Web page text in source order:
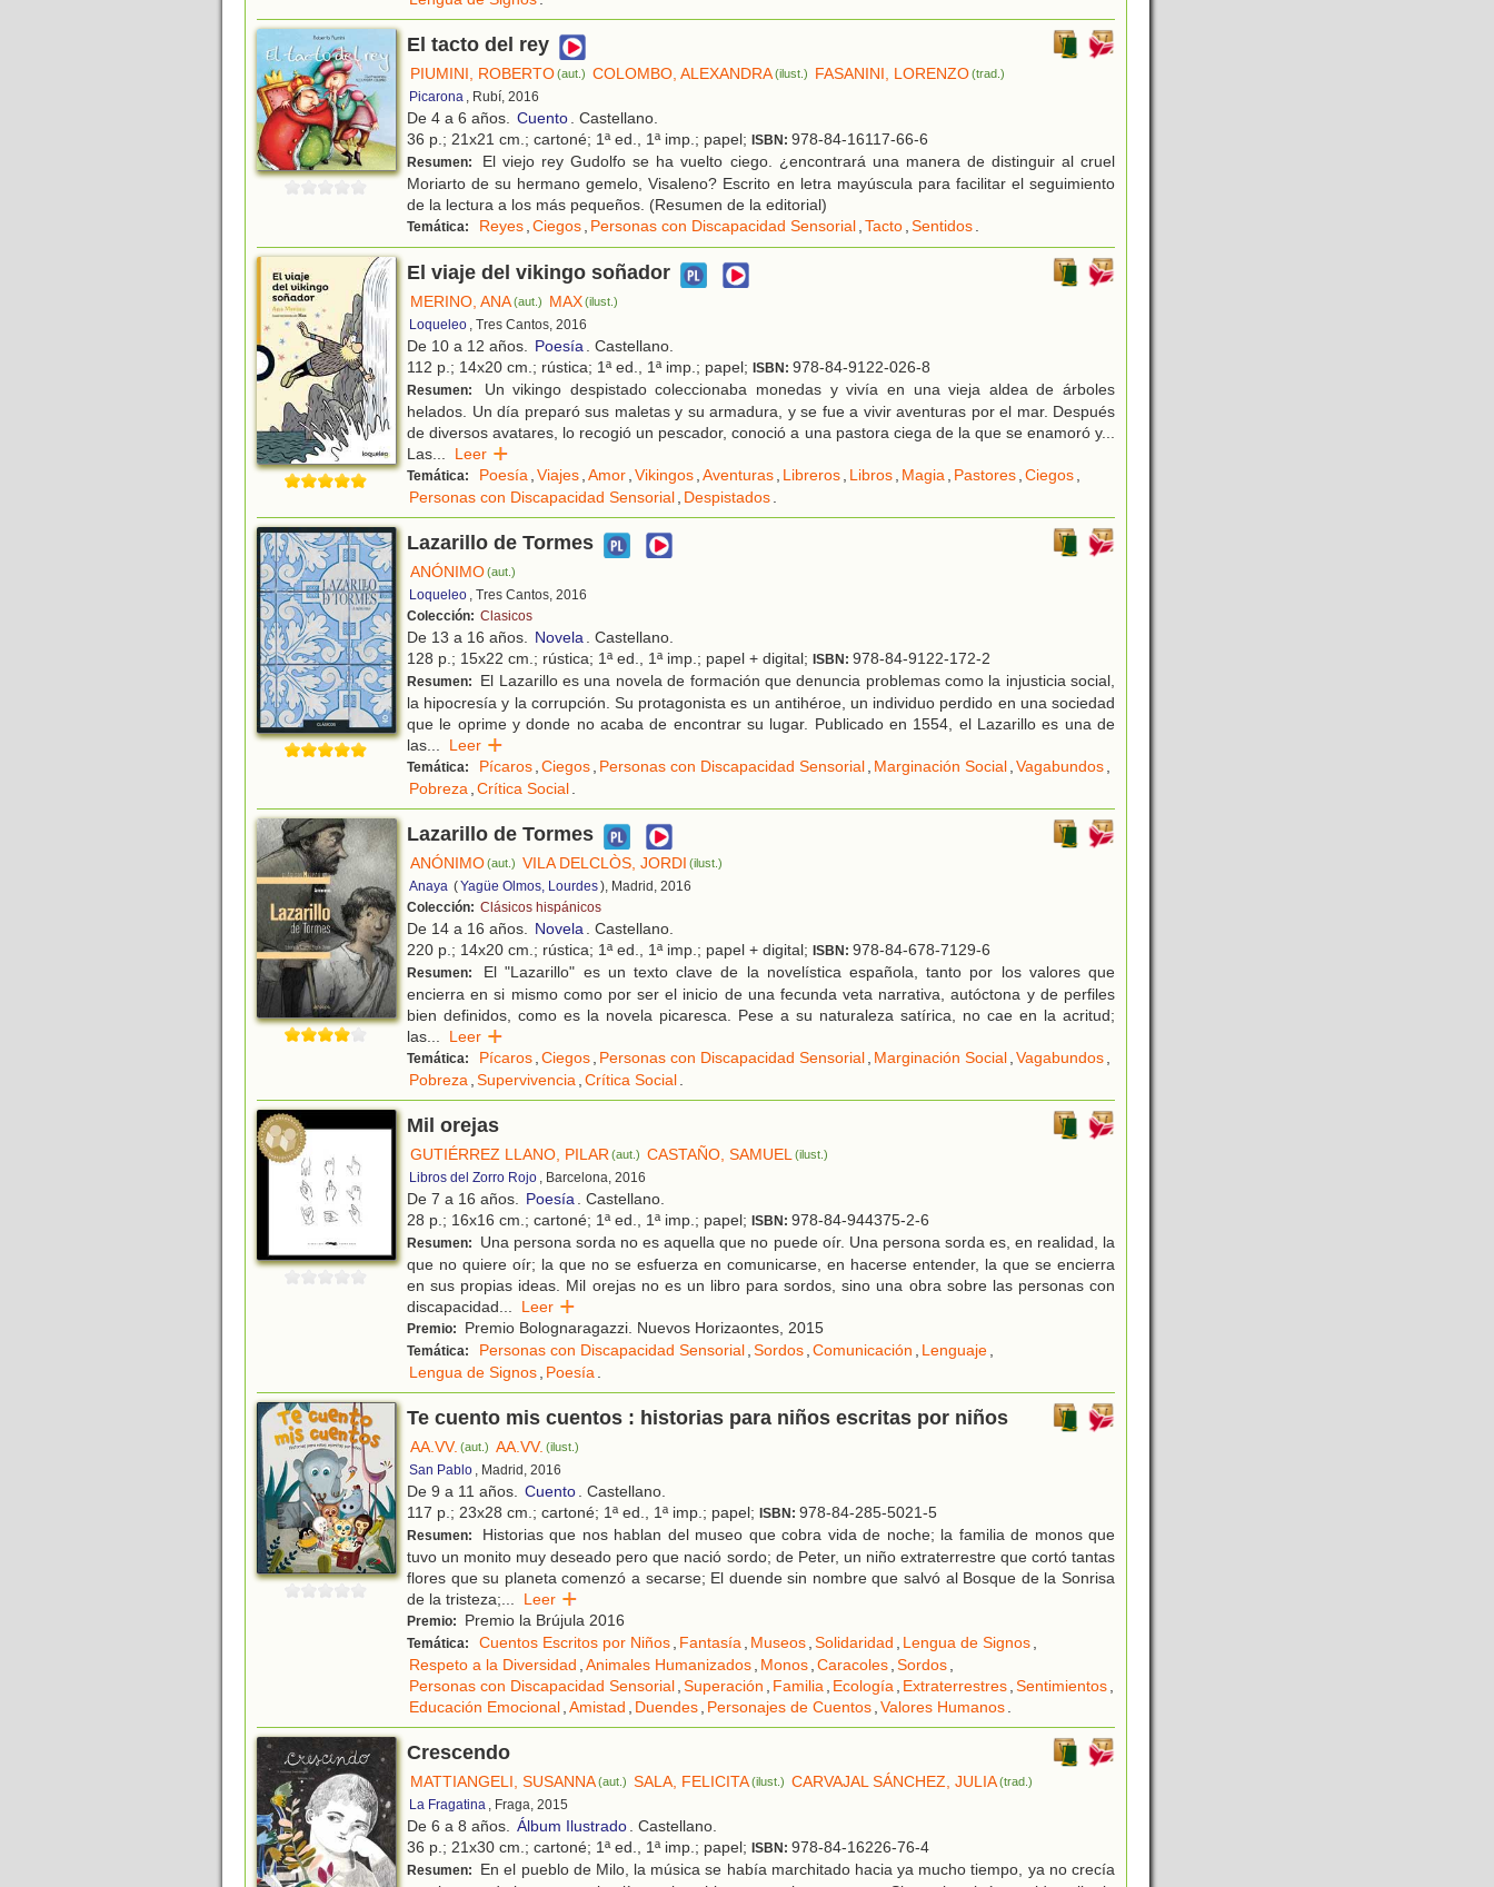
El tacto del rey
PIUMINI, ROBERTO(aut.) COLOMBO, ALEXANDRA(ilust.) FASANINI, LORENZO (trad.)
Picarona , Rubí, 2016
De 4 a 6 años. Cuento. Castellano.
36 p.; 21x21 cm.; cartoné; 1ª ed., 1ª imp.; papel; ISBN: 978-84-16117-66-6
Resumen:
El viejo rey Gudolfo se ha vuelto ciego. ¿encontrará una manera de distinguir al cruel
Moriarto de su hermano gemelo, Visaleno? Escrito en letra mayúscula para facilitar el seguimiento
de la lectura a los más pequeños. (Resumen de la editorial)
Temática: Reyes,Ciegos, Personas con Discapacidad Sensorial,Tacto,Sentidos.
El viaje del vikingo soñador
MERINO, ANA(aut.) MAX(ilust.)
Loqueleo , Tres Cantos, 2016
De 10 a 12 años. Poesía. Castellano.
112 p.; 14x20 cm.; rústica; 1ª ed., 1ª imp.; papel; ISBN: 978-84-9122-026-8
Resumen:
Un vikingo despistado coleccionaba monedas y vivía en una vieja aldea de árboles
helados. Un día preparó sus maletas y su armadura, y se fue a vivir aventuras por el mar. Después
de diversos avatares, lo recogió un pescador, conoció a una pastora ciega de la que se enamoró y...
Las... Leer
Temática: Poesía,Viajes,Amor,Vikingos,Aventuras, Libreros, Libros, Magia, Pastores,Ciegos,
Personas con Discapacidad Sensorial, Despistados.
Lazarillo de Tormes
ANÓNIMO(aut.)
Loqueleo , Tres Cantos, 2016
Colección: Clasicos
De 13 a 16 años. Novela. Castellano.
128 p.; 15x22 cm.; rústica; 1ª ed., 1ª imp.; papel + digital; ISBN: 978-84-9122-172-2
Resumen:
El Lazarillo es una novela de formación que denuncia problemas como la injusticia social,
la hipocresía y la corrupción. Su protagonista es un antihéroe, un individuo perdido en una sociedad
que le oprime y donde no acaba de encontrar su lugar. Publicado en 1554, el Lazarillo es una de
las... Leer
Temática: Pícaros,Ciegos, Personas con Discapacidad Sensorial, Marginación Social,Vagabundos,
Pobreza,Crítica Social.
Lazarillo de Tormes
ANÓNIMO(aut.) VILA DELCLÒS, JORDI (ilust.)
Anaya (Yagüe Olmos, Lourdes), Madrid, 2016
Colección: Clásicos hispánicos
De 14 a 16 años. Novela. Castellano.
220 p.; 14x20 cm.; rústica; 1ª ed., 1ª imp.; papel + digital; ISBN: 978-84-678-7129-6
Resumen:
El "Lazarillo" es un texto clave de la novelística española, tanto por los valores que
encierra en si mismo como por ser el inicio de una fecunda veta narrativa, autóctona y de perfiles
bien definidos, como es la novela picaresca. Pese a su naturaleza satírica, no cae en la acritud;
las... Leer
Temática: Pícaros,Ciegos, Personas con Discapacidad Sensorial, Marginación Social,Vagabundos,
Pobreza,Supervivencia,Crítica Social.
Mil orejas
GUTIÉRREZ LLANO, PILAR(aut.) CASTAÑO, SAMUEL(ilust.)
Libros del Zorro Rojo , Barcelona, 2016
De 7 a 16 años. Poesía. Castellano.
28 p.; 16x16 cm.; cartoné; 1ª ed., 1ª imp.; papel; ISBN: 978-84-944375-2-6
Resumen:
Una persona sorda no es aquella que no puede oír. Una persona sorda es, en realidad, la
que no quiere oír; la que no se esfuerza en comunicarse, en hacerse entender, la que se encierra
en sus propias ideas. Mil orejas no es un libro para sordos, sino una obra sobre las personas con
discapacidad... Leer
Premio: Premio Bolognaragazzi. Nuevos Horizaontes, 2015
Temática: Personas con Discapacidad Sensorial,Sordos,Comunicación , Lenguaje,
Lengua de Signos, Poesía.
Te cuento mis cuentos : historias para niños escritas por niños
AA.VV. (aut.) AA.VV. (ilust.)
San Pablo , Madrid, 2016
De 9 a 11 años. Cuento. Castellano.
117 p.; 23x28 cm.; cartoné; 1ª ed., 1ª imp.; papel; ISBN: 978-84-285-5021-5
Resumen:
Historias que nos hablan del museo que cobra vida de noche; la familia de monos que
tuvo un monito muy deseado pero que nació sordo; de Peter, un niño extraterrestre que cortó tantas
flores que su planeta comenzó a secarse; El duende sin nombre que salvó al Bosque de la Sonrisa
de la tristeza;... Leer
Premio: Premio la Brújula 2016
Temática: Cuentos Escritos por Niños, Fantasía, Museos,Solidaridad , Lengua de Signos,
Respeto a la Diversidad ,Animales Humanizados, Monos,Caracoles,Sordos,
Personas con Discapacidad Sensorial,Superación , Familia, Ecología, Extraterrestres,Sentimientos,
Educación Emocional,Amistad , Duendes, Personajes de Cuentos,Valores Humanos.
Crescendo
MATTIANGELI, SUSANNA(aut.) SALA, FELICITA(ilust.) CARVAJAL SÁNCHEZ, JULIA(trad.)
La Fragatina , Fraga, 2015
De 6 a 8 años. Álbum Ilustrado. Castellano.
36 p.; 21x30 cm.; cartoné; 1ª ed., 1ª imp.; papel; ISBN: 978-84-16226-76-4
Resumen:
En el pueblo de Milo, la música se había marchitado hacia ya mucho tiempo, ya no crecía